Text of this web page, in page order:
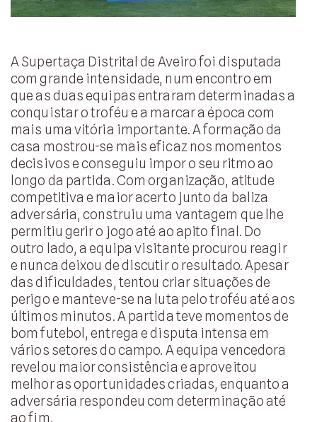
A Supertaça Distrital de Aveiro foi disputada
com grande intensidade, num encontro em
que as duas equipas entraram determinadas a
conquistar o troféu e a marcar a época com
mais uma vitória importante. A formação da
casa mostrou-se mais eficaz nos momentos
decisivos e conseguiu impor o seu ritmo ao
longo da partida. Com organização, atitude
competitiva e maior acerto junto da baliza
adversária, construiu uma vantagem que lhe
permitiu gerir o jogo até ao apito final. Do
outro lado, a equipa visitante procurou reagir
e nunca deixou de discutir o resultado. Apesar
das dificuldades, tentou criar situações de
perigo e manteve-se na luta pelo troféu até aos
últimos minutos. A partida teve momentos de
bom futebol, entrega e disputa intensa em
vários setores do campo. A equipa vencedora
revelou maior consistência e aproveitou
melhor as oportunidades criadas, enquanto a
adversária respondeu com determinação até
ao fim.